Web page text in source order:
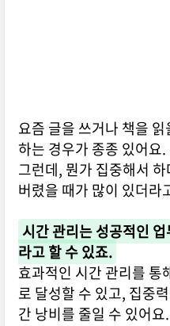
요즘 글을 쓰거나 책을
하는 경우가 종종 있어요.
그런데, 뭔가 집중해서
버렸을 때가 많이 있더라
시간 관리는 성공적인
라고 할 수 있죠.
효과적인 시간 관리를 통
로 달성할 수 있고, 집중
간 낭비를 줄일 수 있어요.